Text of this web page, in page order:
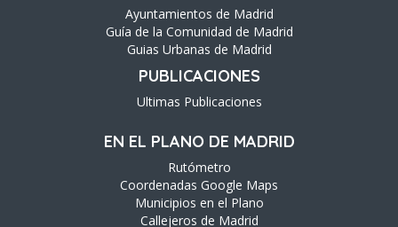
Ayuntamientos de Madrid
Guía de la Comunidad de Madrid
Guias Urbanas de Madrid
PUBLICACIONES
Ultimas Publicaciones
EN EL PLANO DE MADRID
Rutómetro
Coordenadas Google Maps
Municipios en el Plano
Callejeros de Madrid